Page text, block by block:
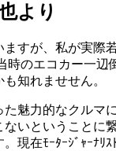
より
すが、私が実際
時のエコカー一
知れませせん。
魅力的なクルマ
いということに
現在ﾓｰﾀｰｼﾞｬｰﾅ